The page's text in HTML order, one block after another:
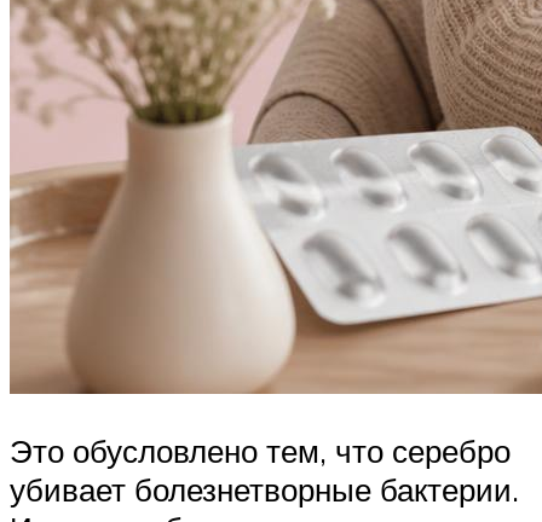
Это обусловлено тем, что серебро
убивает болезнетворные бактерии.